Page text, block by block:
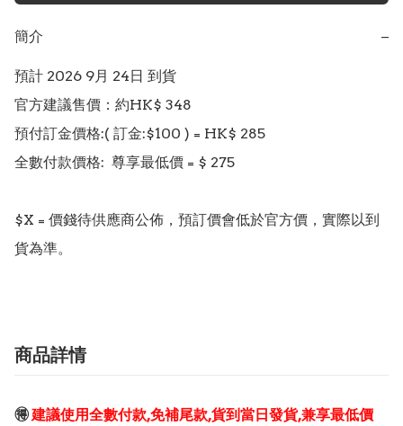
簡介 −
預計 2026 9月 24日 到貨
官方建議售價：約HK$ 348
預付訂金價格:( 訂金:$100 ) = HK$ 285
全數付款價格:  尊享最低價 = $ 275
$X = 價錢待供應商公佈，預訂價會低於官方價，實際以到
貨為準。
商品詳情
🉐建議使用全數付款,免補尾款,貨到當日發貨,兼享最低價